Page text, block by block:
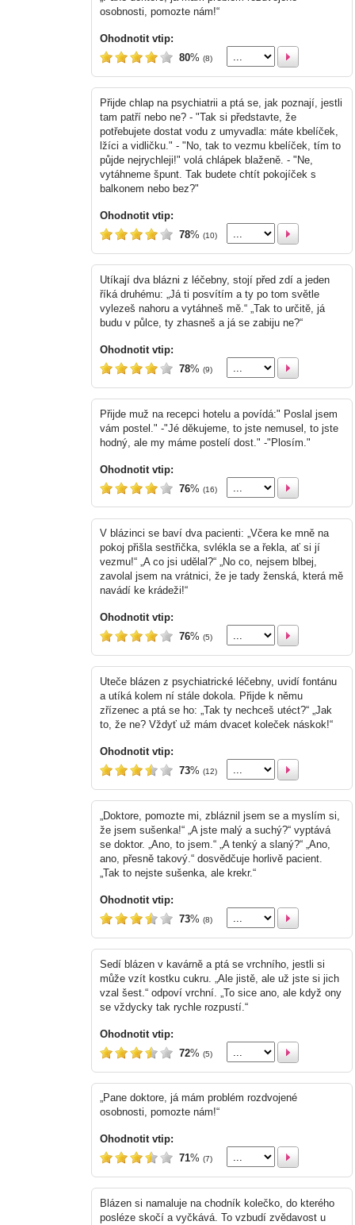
osobnosti, pomozte nám!“
Ohodnotit vtip:
80% (8)
Přijde chlap na psychiatrii a ptá se, jak poznají, jestli
tam patří nebo ne? - "Tak si představte, že
potřebujete dostat vodu z umyvadla: máte kbelíček,
lžíci a vidličku." - "No, tak to vezmu kbelíček, tím to
půjde nejrychleji!" volá chlápek blaženě. - "Ne,
vytáhneme špunt. Tak budete chtít pokojíček s
balkonem nebo bez?"
Ohodnotit vtip:
78% (10)
Utíkají dva blázni z léčebny, stojí před zdí a jeden
říká druhému: „Já ti posvítím a ty po tom světle
vylezeš nahoru a vytáhneš mě.“ „Tak to určitě, já
budu v půlce, ty zhasneš a já se zabiju ne?“
Ohodnotit vtip:
78% (9)
Přijde muž na recepci hotelu a povídá:" Poslal jsem
vám postel." -"Jé děkujeme, to jste nemusel, to jste
hodný, ale my máme postelí dost." -"Plosím."
Ohodnotit vtip:
76% (16)
V blázinci se baví dva pacienti: „Včera ke mně na
pokoj přišla sestřička, svlékla se a řekla, ať si jí
vezmu!“ „A co jsi udělal?“ „No co, nejsem blbej,
zavolal jsem na vrátnici, že je tady ženská, která mě
navádí ke krádeži!“
Ohodnotit vtip:
76% (5)
Uteče blázen z psychiatrické léčebny, uvidí fontánu
a utíká kolem ní stále dokola. Přijde k němu
zřízenec a ptá se ho: „Tak ty nechceš utéct?“ „Jak
to, že ne? Vždyť už mám dvacet koleček náskok!“
Ohodnotit vtip:
73% (12)
„Doktore, pomozte mi, zbláznil jsem se a myslím si,
že jsem sušenka!“ „A jste malý a suchý?“ vyptává
se doktor. „Ano, to jsem.“ „A tenký a slaný?“ „Ano,
ano, přesně takový.“ dosvědčuje horlivě pacient.
„Tak to nejste sušenka, ale krekr.“
Ohodnotit vtip:
73% (8)
Sedí blázen v kavárně a ptá se vrchního, jestli si
může vzít kostku cukru. „Ale jistě, ale už jste si jich
vzal šest.“ odpoví vrchní. „To sice ano, ale když ony
se vždycky tak rychle rozpustí.“
Ohodnotit vtip:
72% (5)
„Pane doktore, já mám problém rozdvojené
osobnosti, pomozte nám!“
Ohodnotit vtip:
71% (7)
Blázen si namaluje na chodník kolečko, do kterého
posléze skočí a vyčkává. To vzbudí zvědavost u